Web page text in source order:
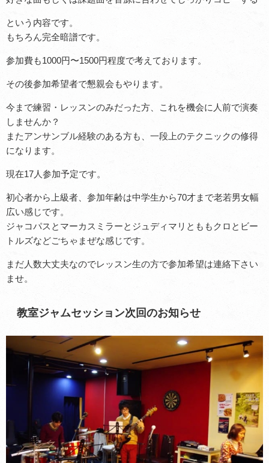
という内容です。
もちろん完全暗譜です。
参加費も1000円〜1500円程度で考えております。
その後参加希望者で懇親会もやります。
今まで練習・レッスンのみだった方、これを機会に人前で演奏
しませんか？
またアンサンブル経験のある方も、一段上のテクニックの修得
になります。
現在17人参加予定です。
初心者から上級者、参加年齢は中学生から70才まで老若男女幅
広い感じです。
ジャコパスとマーカスミラーとジュディマリとももクロとビー
トルズなどごちゃまぜな感じです。
まだ人数大丈夫なのでレッスン生の方で参加希望は連絡下さい
ませ。
教室ジャムセッション次回のお知らせ